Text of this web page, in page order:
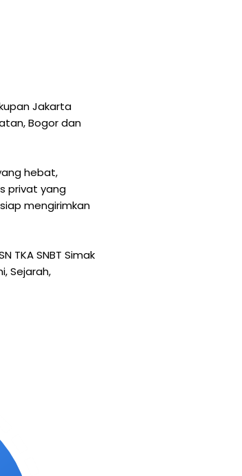
Jakarta
Bogor dan
hebat,
privat yang
mengirimkan
TKA SNBT Simak
Sejarah,